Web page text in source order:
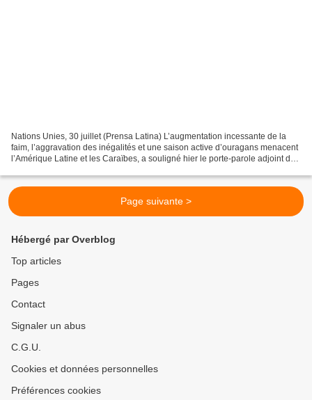
Nations Unies, 30 juillet (Prensa Latina) L’augmentation incessante de la
faim, l’aggravation des inégalités et une saison active d’ouragans menacent
l’Amérique Latine et les Caraïbes, a souligné hier le porte-parole adjoint du
Page suivante >
Hébergé par Overblog
Top articles
Pages
Contact
Signaler un abus
C.G.U.
Cookies et données personnelles
Préférences cookies